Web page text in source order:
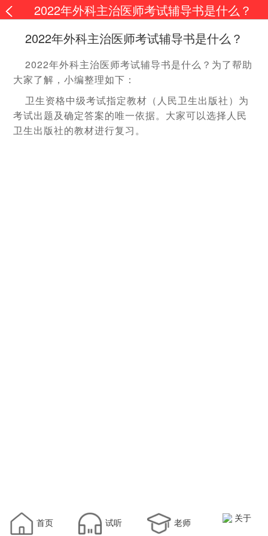
2022年外科主治医师考试辅导书是什么？
2022年外科主治医师考试辅导书是什么？
2022年外科主治医师考试辅导书是什么？为了帮助
大家了解，小编整理如下：
卫生资格中级考试指定教材（人民卫生出版社）为
考试出题及确定答案的唯一依据。大家可以选择人民
卫生出版社的教材进行复习。
首页 试听 老师 关于